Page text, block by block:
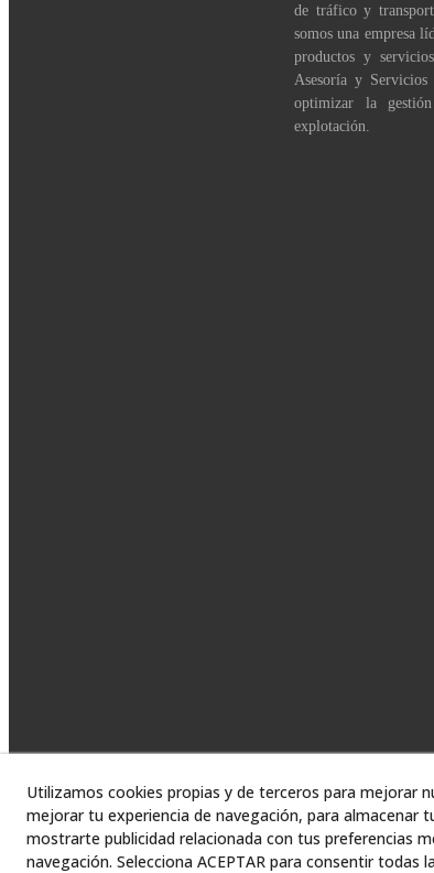
de tráfico y
somos una empresa
productos y
Asesoría y
optimizar la
explotación.
Utilizamos cookies propias y de terceros para mejorar
mejorar tu experiencia de navegación, para almacenar
mostrarte publicidad relacionada con tus preferencias
navegación. Selecciona ACEPTAR para consentir todas